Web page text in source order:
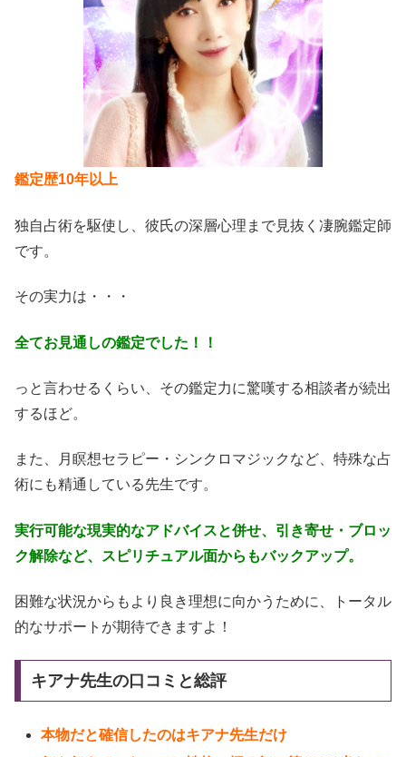
鑑定歴10年以上
独自占術を駆使し、彼氏の深層心理まで見抜く凄腕鑑定師
です。
その実力は・・・
全てお見通しの鑑定でした！！
っと言わせるくらい、その鑑定力に驚嘆する相談者が続出
するほど。
また、月瞑想セラピー・シンクロマジックなど、特殊な占
術にも精通している先生です。
実行可能な現実的なアドバイスと併せ、引き寄せ・ブロッ
ク解除など、スピリチュアル面からもバックアップ。
困難な状況からもより良き理想に向かうために、トータル
的なサポートが期待できますよ！
キアナ先生の口コミと総評
本物だと確信したのはキアナ先生だけ